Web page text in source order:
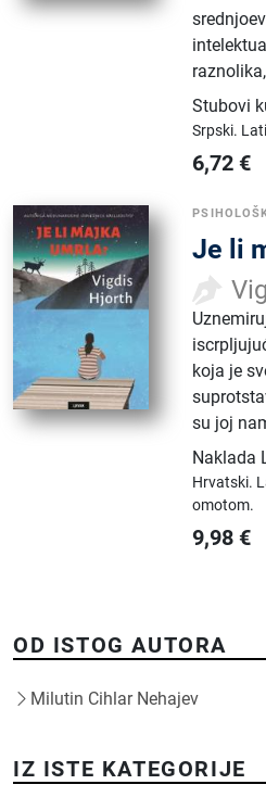
Stubovi
Srpski.
6,72 €
Je li
koja je
su joj
Naklada
Hrvatski.
omotom.
9,98 €
OD ISTOG AUTORA
Milutin Cihlar Nehajev
IZ ISTE KATEGORIJE